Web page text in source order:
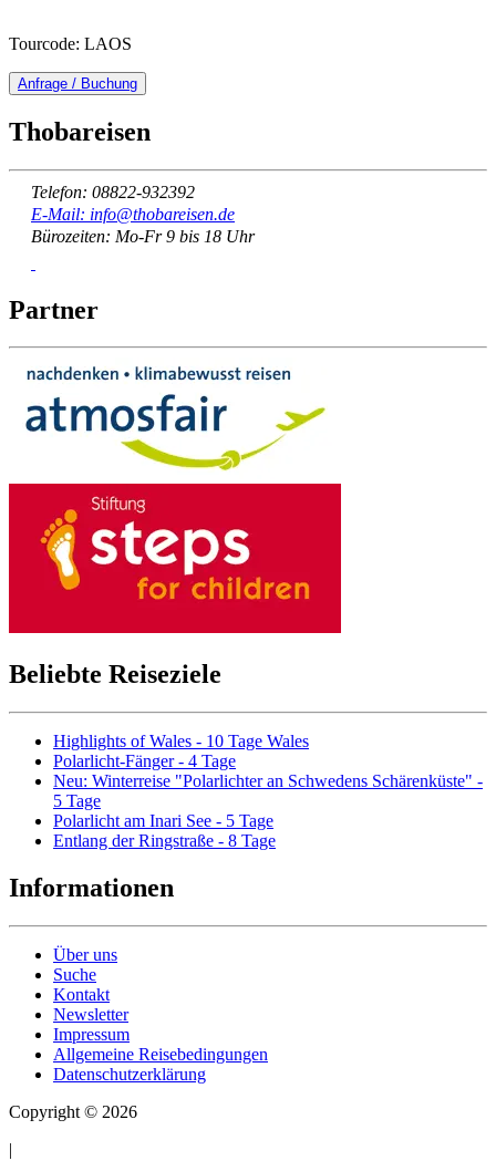
Tourcode: LAOS
Anfrage / Buchung
Thobareisen
Telefon: 08822-932392
E-Mail: info@thobareisen.de
Bürozeiten: Mo-Fr 9 bis 18 Uhr
Partner
Beliebte Reiseziele
Highlights of Wales - 10 Tage Wales
Polarlicht-Fänger - 4 Tage
Neu: Winterreise "Polarlichter an Schwedens Schärenküste" -
5 Tage
Polarlicht am Inari See - 5 Tage
Entlang der Ringstraße - 8 Tage
Informationen
Über uns
Suche
Kontakt
Newsletter
Impressum
Allgemeine Reisebedingungen
Datenschutzerklärung
Copyright © 2026
|